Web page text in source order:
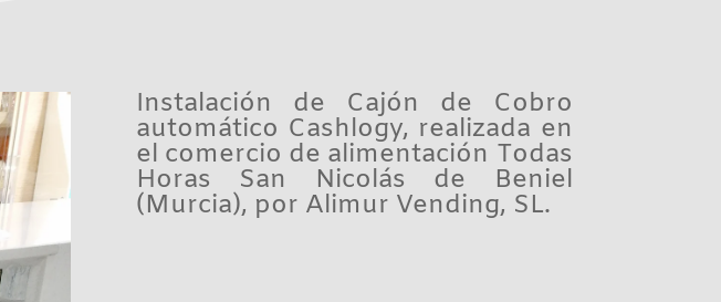
Instalación de Cajón de Cobro
automático Cashlogy, realizada en
el comercio de alimentación Todas
Horas San Nicolás de Beniel
(Murcia), por Alimur Vending, SL.